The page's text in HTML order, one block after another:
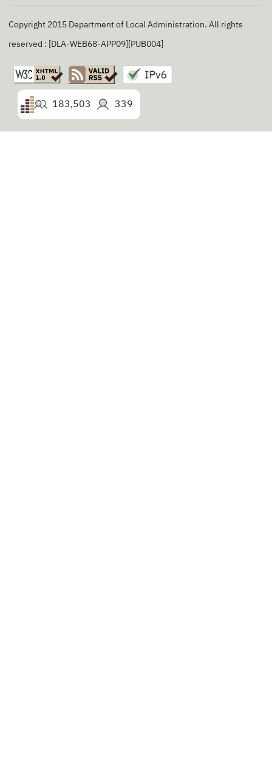
Copyright 2015 Department of Local Administration. All rights
reserved : [DLA-WEB68-APP09][PUB004]
183,503 339